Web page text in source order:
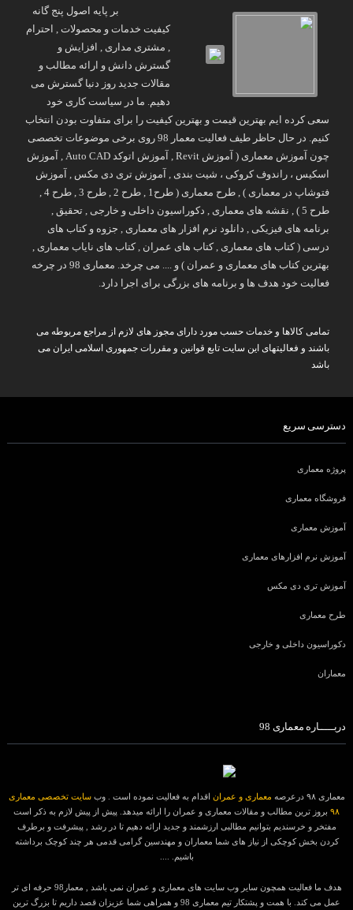
بر پایه اصول پنج گانه
کیفیت خدمات و محصولات , احترام
, مشتری مداری , افزایش و
گسترش دانش و ارائه مطالب و
مقالات جدید روز دنیا گسترش می
دهیم. ما در سیاست کاری خود
سعی کرده ایم بهترین قیمت و بهترین کیفیت را برای متفاوت بودن انتخاب
کنیم. در حال حاظر طیف فعالیت معمار 98 روی برخی موضوعات تخصصی
چون آموزش معماری ( آموزش Revit , آموزش اتوکد Auto CAD , آموزش
اسکیس ، راندوف کروکی ، شیت بندی , آموزش تری دی مکس , آموزش
فتوشاپ در معماری ) , طرح معماری ( طرح1 , طرح 2 , طرح 3 , طرح 4 ,
طرح 5 ) , نقشه های معماری , دکوراسیون داخلی و خارجی , تحقیق ,
برنامه های فیزیکی , دانلود نرم افزار های معماری , جزوه و کتاب های
درسی ( کتاب های معماری , کتاب های عمران , کتاب های نایاب معماری ,
بهترین کتاب های معماری و عمران ) و .... می چرخد. معماری 98 در چرخه
فعالیت خود هدف ها و برنامه های بزرگی برای اجرا دارد.
تمامی کالاها و خدمات حسب مورد دارای مجوز های لازم از مراجع مربوطه می
باشند و فعالیتهای این سایت تابع قوانین و مقررات جمهوری اسلامی ایران می
باشد
دسترسی سریع
پروژه معماری
فروشگاه معماری
آموزش معماری
آموزش نرم افزارهای معماری
آموزش تری دی مکس
طرح معماری
دکوراسیون داخلی و خارجی
معماران
دربـــــاره معماری 98
معماری ۹۸ درعرصه معماری و عمران اقدام به فعالیت نموده است . وبسایت تخصصی معماری
۹۸ بروز ترین مطالب و مقالات معماری و عمران را ارائه میدهد. پیش از پیش لازم به ذکر است
مفتخر و خرسندیم بتوانیم مطالبی ارزشمند و جدید ارائه دهیم تا در رشد , پیشرفت و برطرف
کردن بخش کوچکی از نیاز های شما معماران و مهندسین گرامی قدمی هر چند کوچک برداشته
باشیم. ....
هدف ما فعالیت همچون سایر وب سایت های معماری و عمران نمی باشد , معمار98 حرفه ای تر
عمل می کند. با همت و پشتکار تیم معماری 98 و همراهی شما عزیزان قصد داریم تا بزرگ ترین